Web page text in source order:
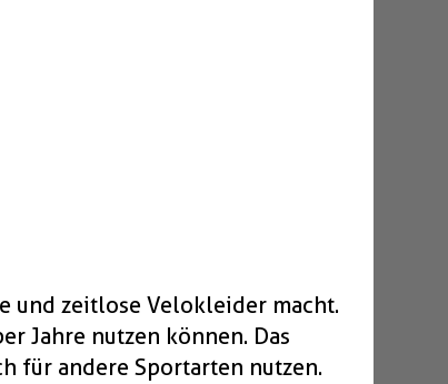
und zeitlose Velokleider macht.
Jahre nutzen können. Das
für andere Sportarten nutzen.